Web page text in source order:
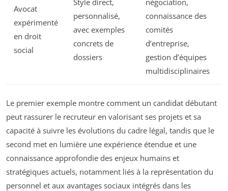
Avocat
expérimenté
en droit
social
Style direct,
personnalisé,
avec exemples
concrets de
dossiers
négociation,
connaissance des
comités
d’entreprise,
gestion d’équipes
multidisciplinaires
Le premier exemple montre comment un candidat débutant
peut rassurer le recruteur en valorisant ses projets et sa
capacité à suivre les évolutions du cadre légal, tandis que le
second met en lumière une expérience étendue et une
connaissance approfondie des enjeux humains et
stratégiques actuels, notamment liés à la représentation du
personnel et aux avantages sociaux intégrés dans les